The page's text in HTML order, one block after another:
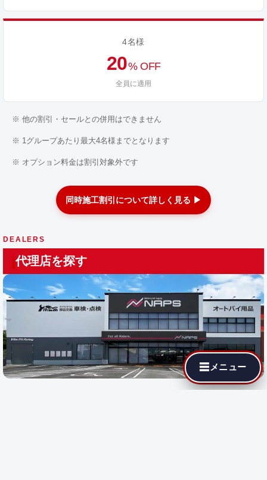
4名様
20% OFF
全員に適用
※ 他の割引・セールとの併用はできません
※ 1グループあたり最大4名様までとなります
※ オプション料金は割引対象外です
同時施工割引について詳しく見る ▶
DEALERS
代理店を探す
☰ メニュー